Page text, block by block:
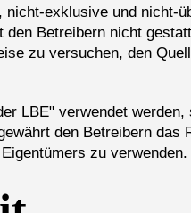
exklusive und nicht-
Betreibern nicht
zu versuchen, den
LBE" verwendet
den Betreibern das
zu verwenden.